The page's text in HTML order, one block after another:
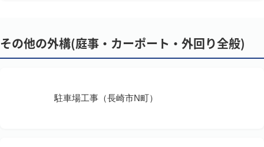
その他の外構(庭事・カーポート・外回り全般)
駐車場工事（長崎市N町）